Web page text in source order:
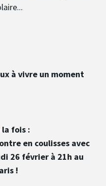
à vivre un moment
fois :
en coulisses avec
26 février à 21h au
!